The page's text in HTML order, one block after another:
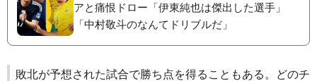
アと痛恨ドロー「伊東純也は傑出した選手」
「中村敬斗のなんてドリブルだ」
敗北が予想された試合で勝ち点を得ることもある。どのチ